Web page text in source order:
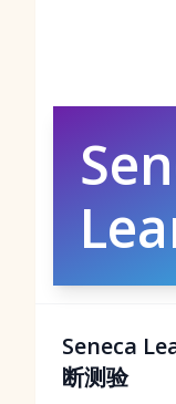
Seneca
断测验